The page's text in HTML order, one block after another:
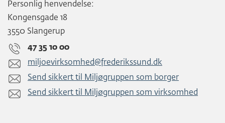
Personlig henvendelse:
Kongensgade 18
3550 Slangerup
47 35 10 00
miljoevirksomhed@frederikssund.dk
Send sikkert til Miljøgruppen som borger
Send sikkert til Miljøgruppen som virksomhed